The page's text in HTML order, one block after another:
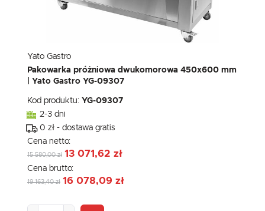
Yato Gastro
Pakowarka próżniowa dwukomorowa 450x600 mm
| Yato Gastro YG-09307
Kod produktu: YG-09307
2-3 dni
0 zł - dostawa gratis
Cena netto:
15 580,00 zł 13 071,62 zł
Cena brutto:
19 163,40 zł 16 078,09 zł